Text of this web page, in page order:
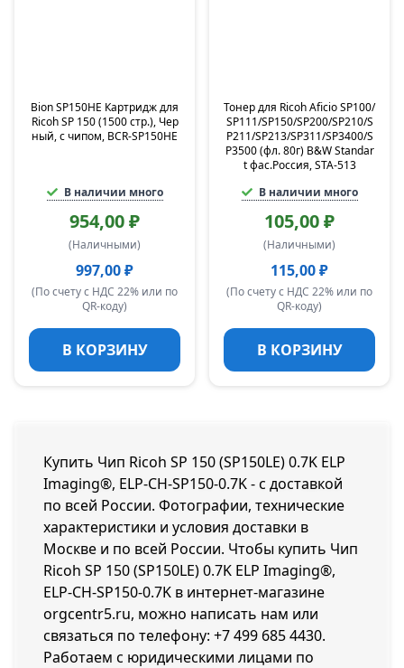
Bion SP150HE Картридж для
Ricoh SP 150 (1500 стр.), Чер
ный, с чипом, BCR-SP150HE
В наличии много
954,00 ₽
(Наличными)
997,00 ₽
(По счету с НДС 22% или по
QR-коду)
В КОРЗИНУ
Тонер для Ricoh Aficio SP100/
SP111/SP150/SP200/SP210/S
P211/SP213/SP311/SP3400/S
P3500 (фл. 80г) B&W Standar
t фас.Россия, STA-513
В наличии много
105,00 ₽
(Наличными)
115,00 ₽
(По счету с НДС 22% или по
QR-коду)
В КОРЗИНУ
Купить Чип Ricoh SP 150 (SP150LE) 0.7K ELP
Imaging®, ELP-CH-SP150-0.7K - с доставкой
по всей России. Фотографии, технические
характеристики и условия доставки в
Москве и по всей России. Чтобы купить Чип
Ricoh SP 150 (SP150LE) 0.7K ELP Imaging®,
ELP-CH-SP150-0.7K в интернет-магазине
orgcentr5.ru, можно написать нам или
связаться по телефону: +7 499 685 4430.
Работаем с юридическими лицами по